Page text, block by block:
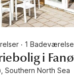
· 1 Badeværelse
i Fanø
Southern North Sea